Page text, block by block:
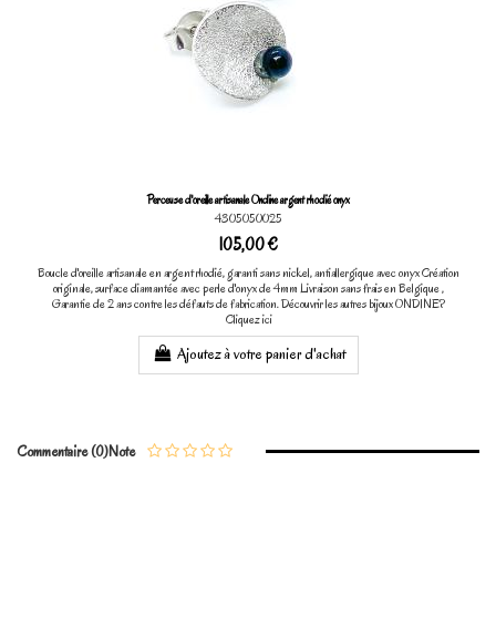
Perceuse d'oreille artisanale Ondine argent rhodié onyx
4305050025
105,00 €
Boucle d'oreille artisanale en argent rhodié, garanti sans nickel, antiallergique avec onyx Création
originale, surface diamantée avec perle d'onyx de 4mm Livraison sans frais en Belgique ,
Garantie de 2 ans contre les défauts de fabrication. Découvrir les autres bijoux ONDINE?
Cliquez ici
Ajoutez à votre panier d'achat
Note
Commentaire (0)